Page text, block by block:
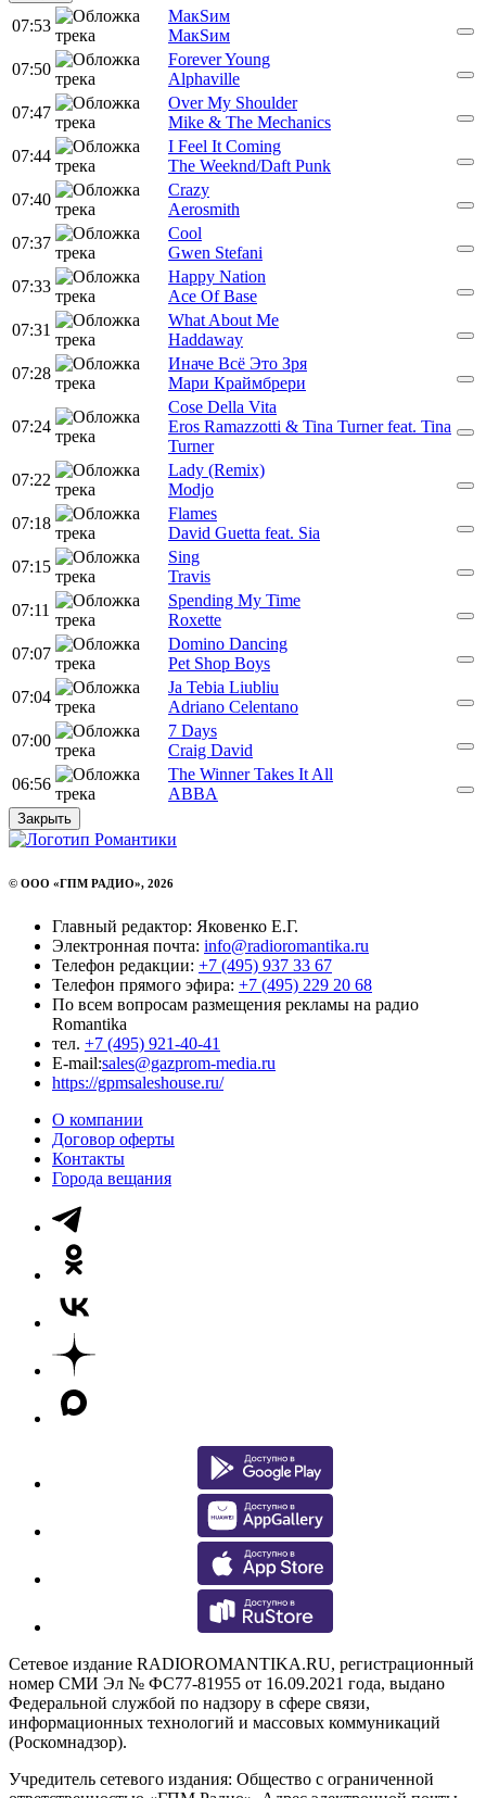
07:53
МакSим
МакSим
07:50
Forever Young
Alphaville
07:47
Over My Shoulder
Mike & The Mechanics
07:44
I Feel It Coming
The Weeknd/Daft Punk
07:40
Crazy
Aerosmith
07:37
Cool
Gwen Stefani
07:33
Happy Nation
Ace Of Base
07:31
What About Me
Haddaway
07:28
Иначе Всё Это Зря
Мари Краймбрери
07:24
Cose Della Vita
Eros Ramazzotti & Tina Turner feat. Tina
Turner
07:22
Lady (Remix)
Modjo
07:18
Flames
David Guetta feat. Sia
07:15
Sing
Travis
07:11
Spending My Time
Roxette
07:07
Domino Dancing
Pet Shop Boys
07:04
Ja Tebia Liubliu
Adriano Celentano
07:00
7 Days
Craig David
06:56
The Winner Takes It All
ABBA
Закрыть
© ООО «ГПМ РАДИО», 2026
Главный редактор: Яковенко Е.Г.
Электронная почта: info@radioromantika.ru
Телефон редакции: +7 (495) 937 33 67
Телефон прямого эфира: +7 (495) 229 20 68
По всем вопросам размещения рекламы на радио
Romantika
тел. +7 (495) 921-40-41
E-mail:sales@gazprom-media.ru
https://gpmsaleshouse.ru/
О компании
Договор оферты
Контакты
Города вещания
Сетевое издание RADIOROMANTIKA.RU, регистрационный
номер СМИ Эл № ФС77-81955 от 16.09.2021 года, выдано
Федеральной службой по надзору в сфере связи,
информационных технологий и массовых коммуникаций
(Роскомнадзор).
Учредитель сетевого издания: Общество с ограниченной